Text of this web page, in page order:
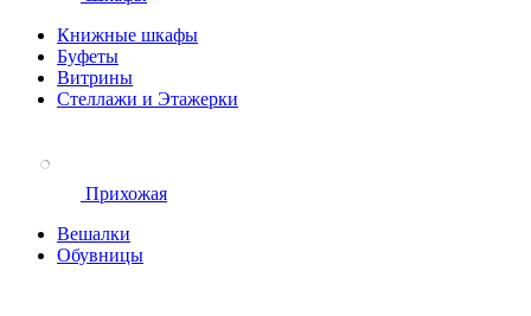
Книжные шкафы
Буфеты
Витрины
Стеллажи и Этажерки
Прихожая
Вешалки
Обувницы